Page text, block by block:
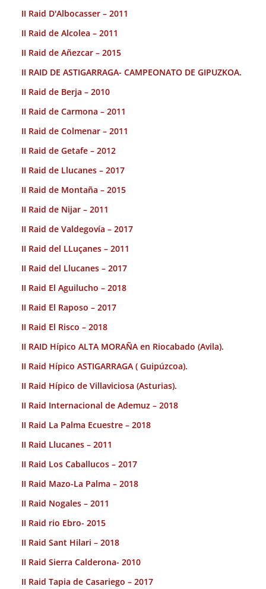
II Raid D'Albocasser – 2011
II Raid de Alcolea – 2011
II Raid de Añezcar – 2015
II RAID DE ASTIGARRAGA- CAMPEONATO DE GIPUZKOA.
II Raid de Berja – 2010
II Raid de Carmona – 2011
II Raid de Colmenar – 2011
II Raid de Getafe – 2012
II Raid de Llucanes – 2017
II Raid de Montaña – 2015
II Raid de Nijar – 2011
II Raid de Valdegovía – 2017
II Raid del LLuçanes – 2011
II Raid del Llucanes – 2017
II Raid El Aguilucho – 2018
II Raid El Raposo – 2017
II Raid El Risco – 2018
II RAID Hípico ALTA MORAÑA en Riocabado (Avila).
II Raid Hípico ASTIGARRAGA ( Guipúzcoa).
II Raid Hípico de Villaviciosa (Asturias).
II Raid Internacional de Ademuz – 2018
II Raid La Palma Ecuestre – 2018
II Raid Llucanes – 2011
II Raid Los Caballucos – 2017
II Raid Mazo-La Palma – 2018
II Raid Nogales – 2011
II Raid rio Ebro- 2015
II Raid Sant Hilari – 2018
II Raid Sierra Calderona- 2010
II Raid Tapia de Casariego – 2017